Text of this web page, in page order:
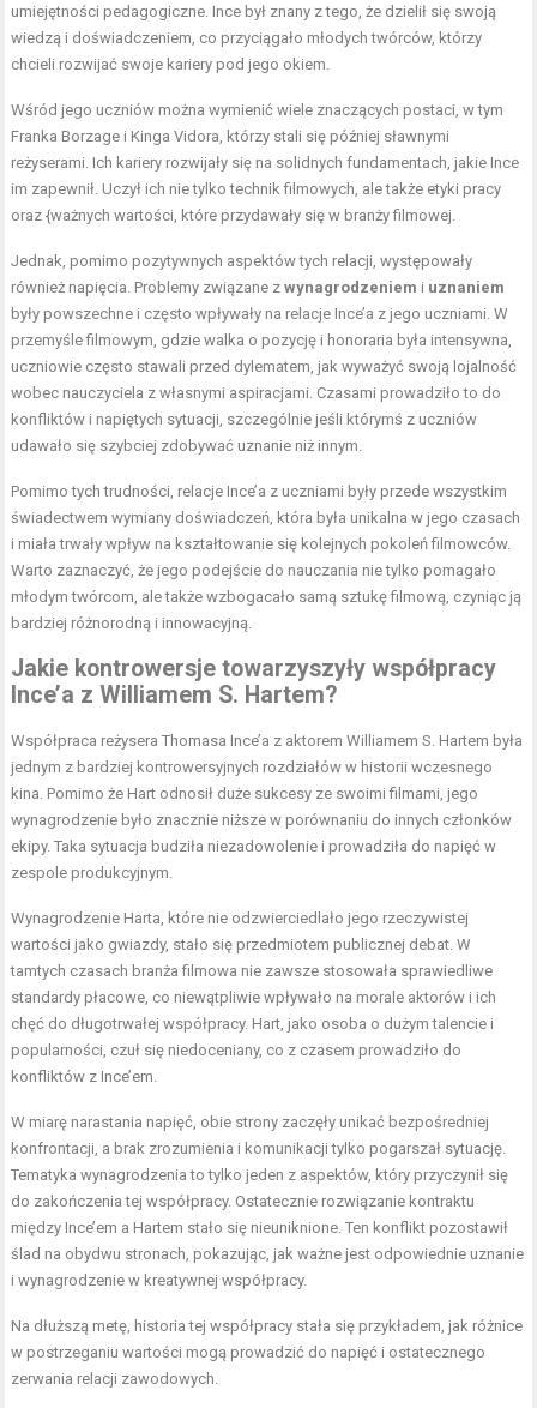
umiejętności pedagogiczne. Ince był znany z tego, że dzielił się swoją
wiedzą i doświadczeniem, co przyciągało młodych twórców, którzy
chcieli rozwijać swoje kariery pod jego okiem.
Wśród jego uczniów można wymienić wiele znaczących postaci, w tym
Franka Borzage i Kinga Vidora, którzy stali się później sławnymi
reżyserami. Ich kariery rozwijały się na solidnych fundamentach, jakie Ince
im zapewnił. Uczył ich nie tylko technik filmowych, ale także etyki pracy
oraz {ważnych wartości, które przydawały się w branży filmowej.
Jednak, pomimo pozytywnych aspektów tych relacji, występowały
również napięcia. Problemy związane zwynagrodzeniem i uznaniem
były powszechne i często wpływały na relacje Ince’a z jego uczniami. W
przemyśle filmowym, gdzie walka o pozycję i honoraria była intensywna,
uczniowie często stawali przed dylematem, jak wyważyć swoją lojalność
wobec nauczyciela z własnymi aspiracjami. Czasami prowadziło to do
konfliktów i napiętych sytuacji, szczególnie jeśli którymś z uczniów
udawało się szybciej zdobywać uznanie niż innym.
Pomimo tych trudności, relacje Ince’a z uczniami były przede wszystkim
świadectwem wymiany doświadczeń, która była unikalna w jego czasach
i miała trwały wpływ na kształtowanie się kolejnych pokoleń filmowców.
Warto zaznaczyć, że jego podejście do nauczania nie tylko pomagało
młodym twórcom, ale także wzbogacało samą sztukę filmową, czyniąc ją
bardziej różnorodną i innowacyjną.
Jakie kontrowersje towarzyszyły współpracy
Ince’a z Williamem S. Hartem?
Współpraca reżysera Thomasa Ince’a z aktorem Williamem S. Hartem była
jednym z bardziej kontrowersyjnych rozdziałów w historii wczesnego
kina. Pomimo że Hart odnosił duże sukcesy ze swoimi filmami, jego
wynagrodzenie było znacznie niższe w porównaniu do innych członków
ekipy. Taka sytuacja budziła niezadowolenie i prowadziła do napięć w
zespole produkcyjnym.
Wynagrodzenie Harta, które nie odzwierciedlało jego rzeczywistej
wartości jako gwiazdy, stało się przedmiotem publicznej debat. W
tamtych czasach branża filmowa nie zawsze stosowała sprawiedliwe
standardy płacowe, co niewątpliwie wpływało na morale aktorów i ich
chęć do długotrwałej współpracy. Hart, jako osoba o dużym talencie i
popularności, czuł się niedoceniany, co z czasem prowadziło do
konfliktów z Ince’em.
W miarę narastania napięć, obie strony zaczęły unikać bezpośredniej
konfrontacji, a brak zrozumienia i komunikacji tylko pogarszał sytuację.
Tematyka wynagrodzenia to tylko jeden z aspektów, który przyczynił się
do zakończenia tej współpracy. Ostatecznie rozwiązanie kontraktu
między Ince’em a Hartem stało się nieuniknione. Ten konflikt pozostawił
ślad na obydwu stronach, pokazując, jak ważne jest odpowiednie uznanie
i wynagrodzenie w kreatywnej współpracy.
Na dłuższą metę, historia tej współpracy stała się przykładem, jak różnice
w postrzeganiu wartości mogą prowadzić do napięć i ostatecznego
zerwania relacji zawodowych.